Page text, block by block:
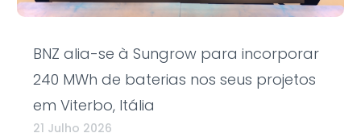
BNZ alia-se à Sungrow para incorporar
240 MWh de baterias nos seus projetos
em Viterbo, Itália
21 Julho 2026